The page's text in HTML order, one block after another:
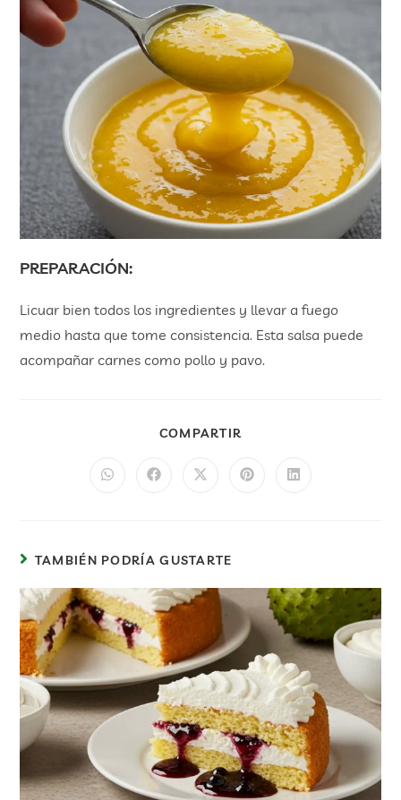
PREPARACIÓN:
Licuar bien todos los ingredientes y llevar a fuego
medio hasta que tome consistencia. Esta salsa puede
acompañar carnes como pollo y pavo.
COMPARTIR
TAMBIÉN PODRÍA GUSTARTE